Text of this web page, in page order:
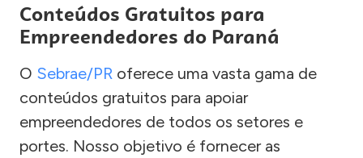
Conteúdos Gratuitos para
Empreendedores do Paraná
O Sebrae/PR oferece uma vasta gama de
conteúdos gratuitos para apoiar
empreendedores de todos os setores e
portes. Nosso objetivo é fornecer as